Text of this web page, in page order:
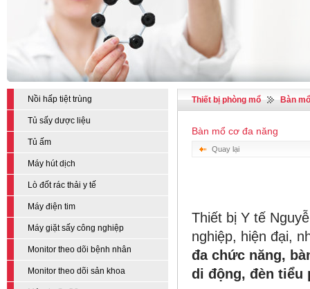
Nồi hấp tiệt trùng
Tủ sấy dược liệu
Tủ ấm
Máy hút dịch
Lò đốt rác thải y tế
Máy điện tim
Máy giặt sấy công nghiệp
Monitor theo dõi bệnh nhân
Monitor theo dõi sản khoa
Thiết bị phòng mổ Bàn
Bàn mổ cơ đa năng
Quay lại
Thiết bị Y tế
nghiệp, hiện đại,
đa chức năng,
di động, đèn tiểu